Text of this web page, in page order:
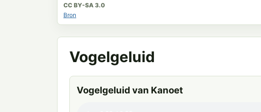
CC BY-SA 3.0
Bron
Vogelgeluid
Vogelgeluid van Kanoet